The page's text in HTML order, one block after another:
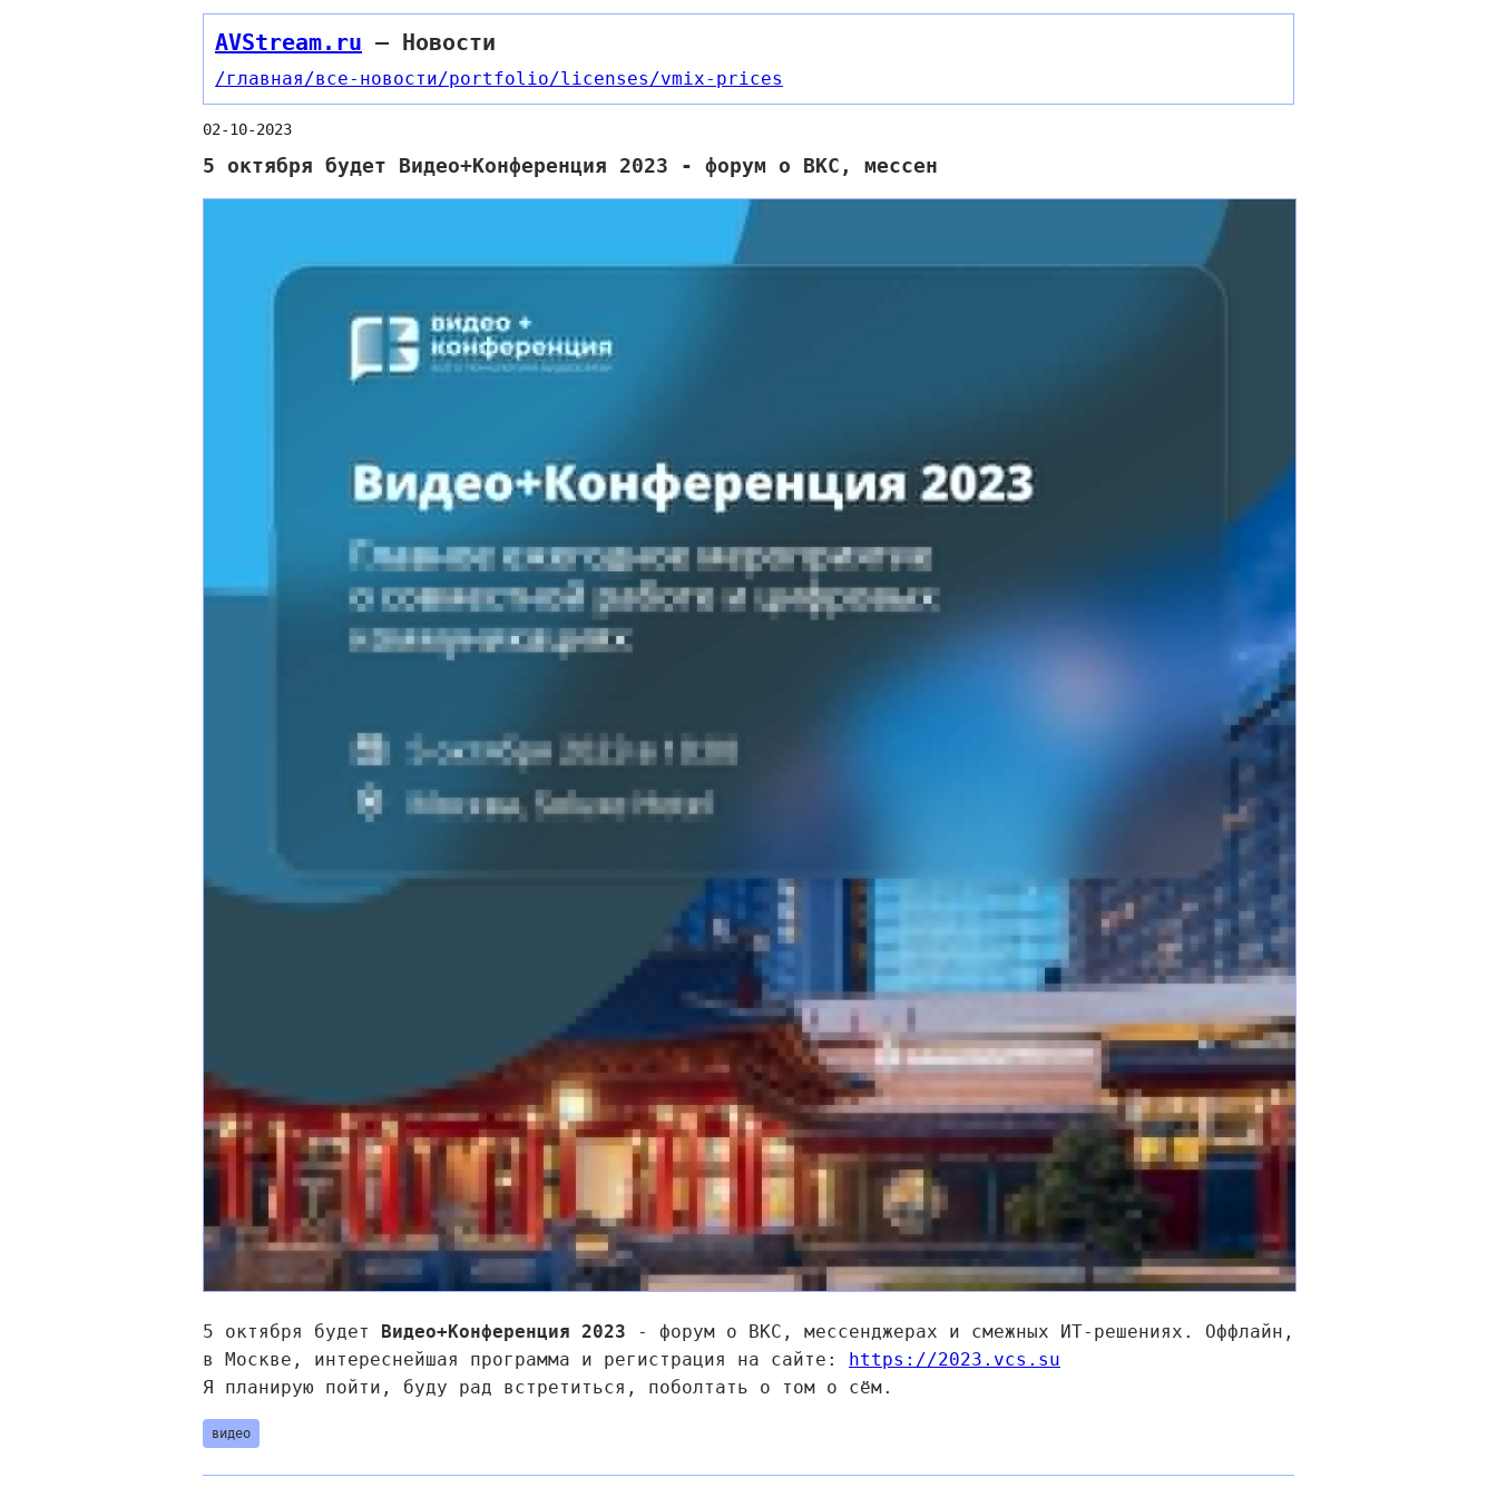
AVStream.ru — Новости
/главная/все-новости/portfolio/licenses/vmix-prices
02-10-2023
5 октября будет Видео+Конференция 2023 - форум о ВКС, мессен
5 октября будет Видео+Конференция 2023 - форум о ВКС, мессенджерах и смежных ИТ-решениях. Оффлайн,
в Москве, интереснейшая программа и регистрация на сайте: https://2023.vcs.su
Я планирую пойти, буду рад встретиться, поболтать о том о сём.
видео